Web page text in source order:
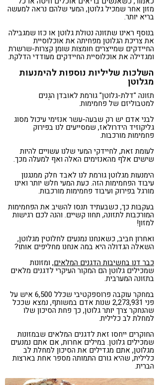
מזון אחר שמכיל גלוטן, המעי שלהם נראה למעשה
בריא יותר.
בנוסף ראינו שתזונה נטולת גלוטן או כזו שמגבילה
את צריכת הגלוטן מפחיתה את אוכלוסיית
החיידקים שמייצרים חומצות שומן קצרות-שרשרת
ומגדילה את אוכלוסיית החיידקים מעודדי הדלקת.
השלכות שליליות נוספות להימנעות
מגלוטן
תזונה "דלת-גלוטן" גורמת לאובדן הגֶנים
למטבוליזם של פחמימות.
לבני אדם יש רק שבעה-עשר אנזימי עיכול מסוג
גליקוזיד הידרולאז, שמסייעים לנו בפירוק
פחמימות מורכבות.
לעומת זאת, לחיידקי המעי שלנו עשויים להיות
שישים אלף מהאנזימים האלה ואף למעלה מכך.
הימנעות מגלוטן גורמת לנו לאבד חלק ממנגנון
עיבוד הפחמימות הזה. כעת המעי חלש יותר ואינו
מורגל בפירוק ועיבוד פחמימות מורכבות.
בעקבות כך, כשבעתיד תנסו להשיב את הפחמימות
המורכבות לתזונה, תחוו קשיים. והנה לכם רגישות
למזון!
ואחרון חביב, כשאנחנו נמנעים לחלוטין מגלוטן,
השאלה הגדולה היא במה אנחנו מחליפים אותו?
כבר דנו בחשיבות הדגנים המלאים, ומזונות
שמכילים גלוטן הם המקור העיקרי לדגנים מלאים
בתזונה המערבית.
במחקר עוקבה פרוספקטיבי שכלל 6,500 איש על
פני 2,273,931 שנות אדם במשותף, נמצא שככל
שהנחקר צרך יותר גלוטן, כך פחת הסיכון שלו
למחלת לב כלילית.
החוקרים ייחסו זאת לדגנים המלאים שבמזונות
שמכילים גלוטן. במילים אחרות, אם אתם נמנעים
מגלוטן, אתם מגדילים את הסיכון למחלת לב
כלילית, שהיא גורם התמותה מספר אחת בארצות
הברית.